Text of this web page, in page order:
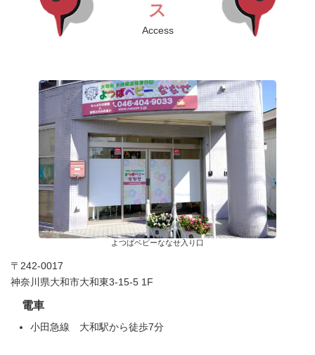
ス
Access
よつばベビーななせ入り口
〒242-0017
神奈川県大和市大和東3-15-5 1F
電車
小田急線 大和駅から徒歩7分